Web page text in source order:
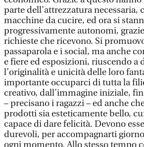
parte dell’attrezzatura necessaria,
macchine da cucire, ed ora si
progressivamente autonomi,
richieste che ricevono. Si
passaparola e i social, ma anche
e fiere ed esposizioni, riuscendo a
l’originalità e unicità delle loro
importante occuparci di tutta la
creativo, dall’immagine iniziale,
– precisano i ragazzi – ed anche
prodotti sia esteticamente bello,
capace di dare felicità. Devono
durevoli, per accompagnarti
ogni momento. Allo stesso tempo